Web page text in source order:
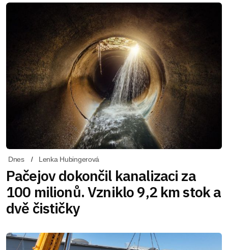
Dnes Lenka Hubingerová
Pačejov dokončil kanalizaci za
100 milionů. Vzniklo 9,2 km stok a
dvě čističky